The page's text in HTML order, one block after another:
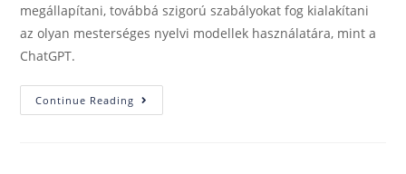
megállapítani, továbbá szigorú szabályokat fog kialakítani
az olyan mesterséges nyelvi modellek használatára, mint a
ChatGPT.
Continue Reading